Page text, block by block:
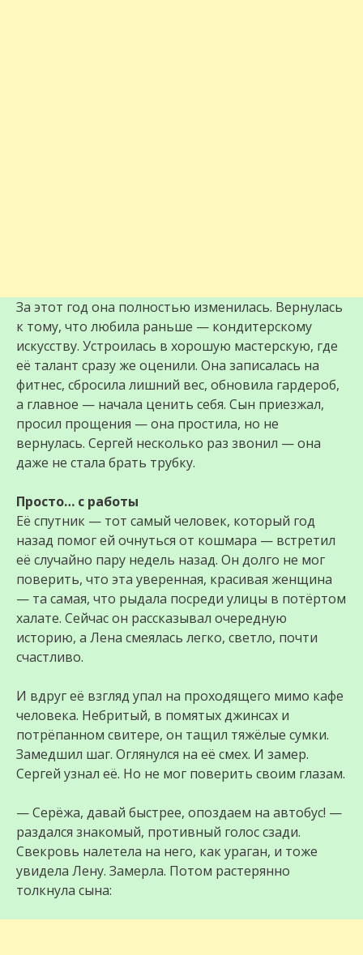
За этот год она полностью изменилась. Вернулась
к тому, что любила раньше — кондитерскому
искусству. Устроилась в хорошую мастерскую, где
её талант сразу же оценили. Она записалась на
фитнес, сбросила лишний вес, обновила гардероб,
а главное — начала ценить себя. Сын приезжал,
просил прощения — она простила, но не
вернулась. Сергей несколько раз звонил — она
даже не стала брать трубку.
Просто… с работы
Её спутник — тот самый человек, который год
назад помог ей очнуться от кошмара — встретил
её случайно пару недель назад. Он долго не мог
поверить, что эта уверенная, красивая женщина
— та самая, что рыдала посреди улицы в потёртом
халате. Сейчас он рассказывал очередную
историю, а Лена смеялась легко, светло, почти
счастливо.
И вдруг её взгляд упал на проходящего мимо кафе
человека. Небритый, в помятых джинсах и
потрёпанном свитере, он тащил тяжёлые сумки.
Замедшил шаг. Оглянулся на её смех. И замер.
Сергей узнал её. Но не мог поверить своим глазам.
— Серёжа, давай быстрее, опоздаем на автобус! —
раздался знакомый, противный голос сзади.
Свекровь налетела на него, как ураган, и тоже
увидела Лену. Замерла. Потом растерянно
толкнула сына: